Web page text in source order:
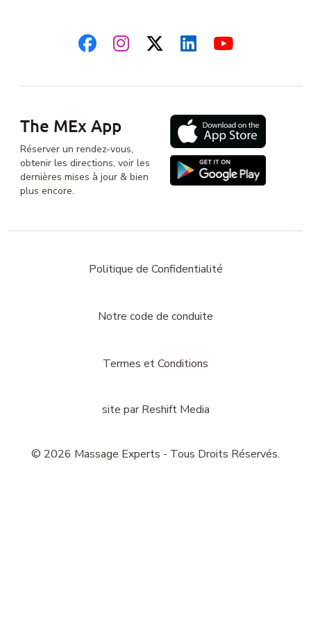
The MEx App
Réserver un rendez-vous,
obtenir les directions, voir les
dernières mises à jour & bien
plus encore.
© 2026 Massage Experts - Tous Droits Réservés.
Politique de Confidentialité
Notre code de conduite
Termes et Conditions
site parReshift Media